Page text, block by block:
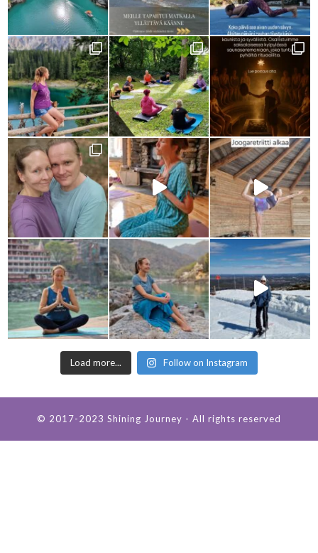
Load more... Follow on Instagram
© 2017-2023 Shining Journey - All rights reserved